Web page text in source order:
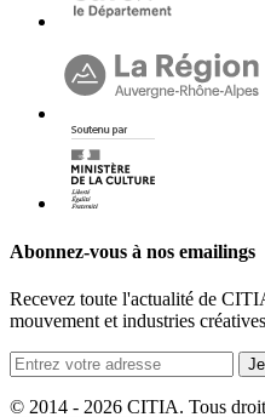
Abonnez-vous à nos emailings
Recevez toute l'actualité de
mouvement et industries
© 2014 - 2026 CITIA. Tous